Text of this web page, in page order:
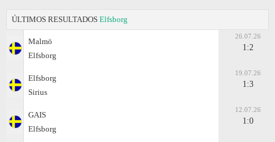
ÚLTIMOS RESULTADOS Elfsborg
Malmö
Elfsborg
26.07.26
1:2
Elfsborg
Sirius
19.07.26
1:3
GAIS
Elfsborg
12.07.26
1:0